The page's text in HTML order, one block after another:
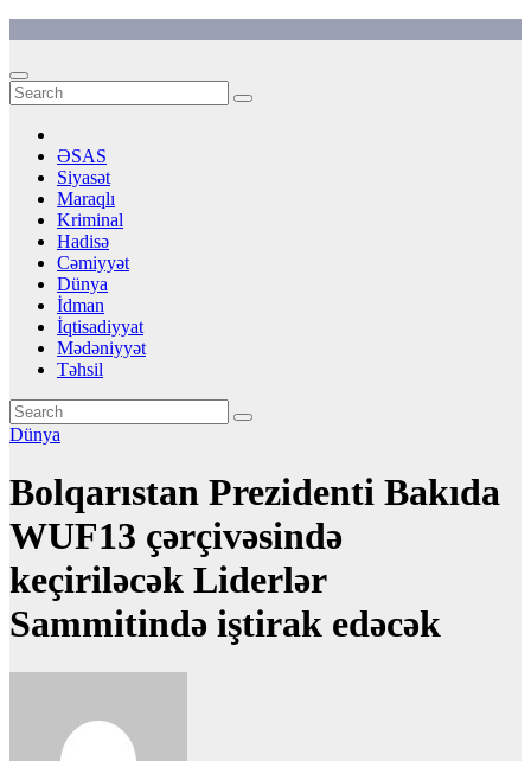
content
ƏSAS
Siyasət
Maraqlı
Kriminal
Hadisə
Cəmiyyət
Dünya
İdman
İqtisadiyyat
Mədəniyyət
Təhsil
Dünya
Bolqarıstan Prezidenti Bakıda
WUF13 çərçivəsində
keçiriləcək Liderlər
Sammitində iştirak edəcək